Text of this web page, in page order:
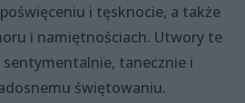
i tęsknocie, a także
i namiętnościach. Utwory te
tanecznie i
świętowaniu.